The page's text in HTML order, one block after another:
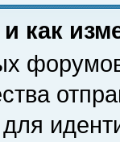
как